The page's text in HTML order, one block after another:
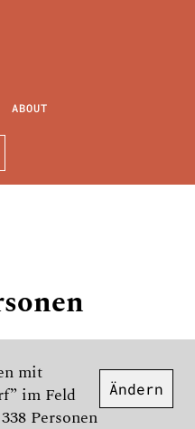
ABOUT
mit
im Feld
Personen
Ändern